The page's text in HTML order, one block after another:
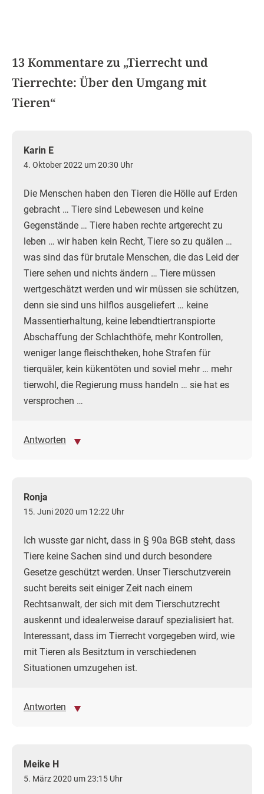
13 Kommentare zu „Tierrecht und
Tierrechte: Über den Umgang mit
Tieren“
Karin E
4. Oktober 2022 um 20:30 Uhr
Die Menschen haben den Tieren die Hölle auf Erden
gebracht … Tiere sind Lebewesen und keine
Gegenstände … Tiere haben rechte artgerecht zu
leben … wir haben kein Recht, Tiere so zu quälen …
was sind das für brutale Menschen, die das Leid der
Tiere sehen und nichts ändern … Tiere müssen
wertgeschätzt werden und wir müssen sie schützen,
denn sie sind uns hilflos ausgeliefert … keine
Massentierhaltung, keine lebendtiertranspiorte
Abschaffung der Schlachthöfe, mehr Kontrollen,
weniger lange fleischtheken, hohe Strafen für
tierquäler, kein kükentöten und soviel mehr … mehr
tierwohl, die Regierung muss handeln … sie hat es
versprochen …
Antworten
Ronja
15. Juni 2020 um 12:22 Uhr
Ich wusste gar nicht, dass in § 90a BGB steht, dass
Tiere keine Sachen sind und durch besondere
Gesetze geschützt werden. Unser Tierschutzverein
sucht bereits seit einiger Zeit nach einem
Rechtsanwalt, der sich mit dem Tierschutzrecht
auskennt und idealerweise darauf spezialisiert hat.
Interessant, dass im Tierrecht vorgegeben wird, wie
mit Tieren als Besitztum in verschiedenen
Situationen umzugehen ist.
Antworten
Meike H
5. März 2020 um 23:15 Uhr